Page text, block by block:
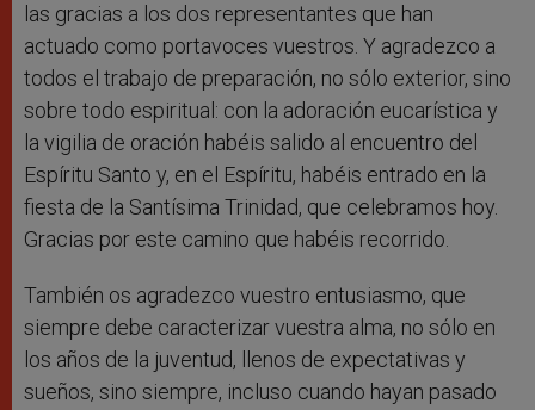
las gracias a los dos representantes que han
actuado como portavoces vuestros. Y agradezco a
todos el trabajo de preparación, no sólo exterior, sino
sobre todo espiritual: con la adoración eucarística y
la vigilia de oración habéis salido al encuentro del
Espíritu Santo y, en el Espíritu, habéis entrado en la
fiesta de la Santísima Trinidad, que celebramos hoy.
Gracias por este camino que habéis recorrido.
También os agradezco vuestro entusiasmo, que
siempre debe caracterizar vuestra alma, no sólo en
los años de la juventud, llenos de expectativas y
sueños, sino siempre, incluso cuando hayan pasado